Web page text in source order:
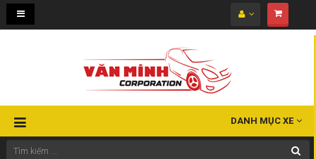
Toggle
navigation
DANH MỤC XE